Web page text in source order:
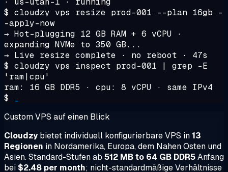
$ cloudzy vps resize prod-001 --plan 16gb -
-apply-now
→ Hot-plugging 12 GB RAM + 6 vCPU ·
expanding NVMe to 350 GB...
→ Live resize complete · no reboot · 47s
$ cloudzy vps inspect prod-001 | grep -E
'ram|cpu'
ram: 16 GB DDR5 · cpu: 8 vCPU · same IPv4
$
Custom VPS auf einen Blick
Cloudzybietet individuell konfigurierbare VPS in13
Regionen in Nordamerika, Europa, dem Nahen Osten und
Asien. Standard-Stufen ab 512 MB to 64 GB DDR5Anfang
bei $2.48 per month; nicht-standardmäßige Verhältnisse